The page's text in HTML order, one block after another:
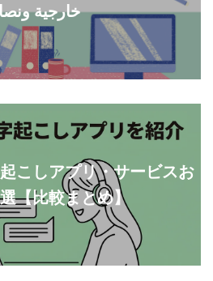
خارجية
こしアプリ・サービスお
【比較まとめ】